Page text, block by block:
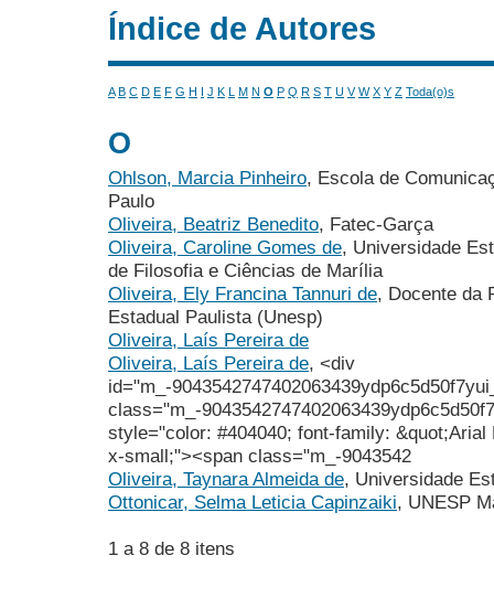
Índice de Autores
A B C D E F G H I J K L M N O P Q R S T U V W X Y Z Toda(o)s
O
Ohlson, Marcia Pinheiro, Escola de
Paulo
Oliveira, Beatriz Benedito, Fatec-Garça
Oliveira, Caroline Gomes de, Universidade
de Filosofia e Ciências de Marília
Oliveira, Ely Francina Tannuri de, Docente da
Estadual Paulista (Unesp)
Oliveira, Laís Pereira de
Oliveira, Laís Pereira de, <div
id="m_-
class="m_-
style="color: #404040; font-family:
x-small;"><span class="m_-9043542
Oliveira, Taynara Almeida de, Universidade
Ottonicar, Selma Leticia Capinzaiki, UNESP
1 a 8 de 8 itens